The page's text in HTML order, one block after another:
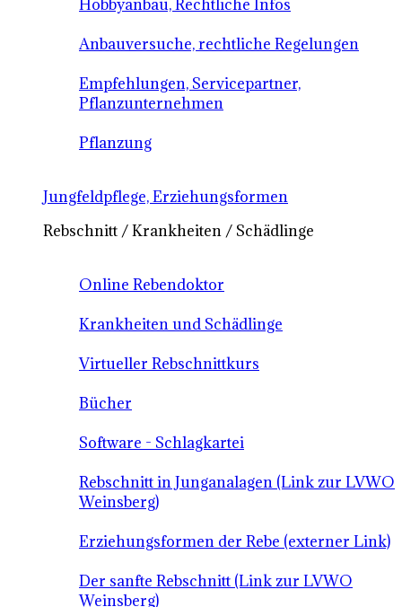
Hobbyanbau, Rechtliche Infos
Anbauversuche, rechtliche Regelungen
Empfehlungen, Servicepartner,
Pflanzunternehmen
Pflanzung
Jungfeldpflege, Erziehungsformen
Rebschnitt / Krankheiten / Schädlinge
Online Rebendoktor
Krankheiten und Schädlinge
Virtueller Rebschnittkurs
Bücher
Software - Schlagkartei
Rebschnitt in Junganalagen (Link zur LVWO
Weinsberg)
Erziehungsformen der Rebe (externer Link)
Der sanfte Rebschnitt (Link zur LVWO
Weinsberg)